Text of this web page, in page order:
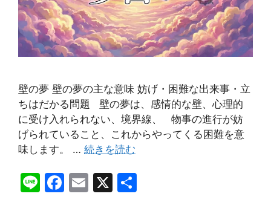
壁の夢 壁の夢の主な意味 妨げ・困難な出来事・立
ちはだかる問題 壁の夢は、感情的な壁、心理的
に受け入れられない、境界線、 物事の進行が妨
げられていること、これからやってくる困難を意
味します。 … 続きを読む
Li F
E
X